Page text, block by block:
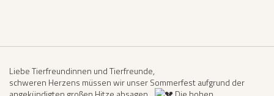
Liebe Tierfreundinnen und Tierfreunde,
schweren Herzens müssen wir unser Sommerfest aufgrund der